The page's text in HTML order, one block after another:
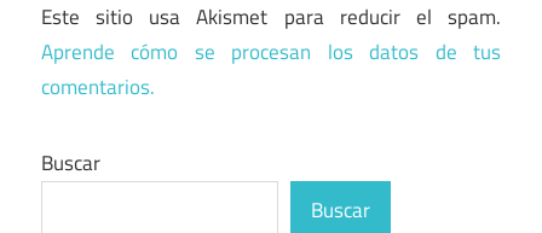
Este sitio usa Akismet para reducir el spam.
Aprende cómo se procesan los datos de tus
comentarios.
Buscar
Buscar